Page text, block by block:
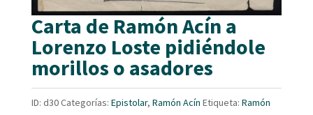
Carta de Ramón Acín a
Lorenzo Loste pidiéndole
morillos o asadores
ID: d30Categorías: Epistolar, Ramón Acín Etiqueta: Ramón